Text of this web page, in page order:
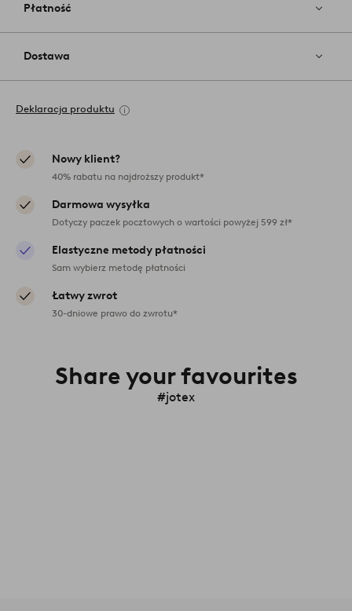
Płatność
Dostawa
Deklaracja produktu
Nowy klient?
40% rabatu na najdroższy produkt*
Darmowa wysyłka
Dotyczy paczek pocztowych o wartości powyżej 599 zł*
Elastyczne metody płatności
Sam wybierz metodę płatności
Łatwy zwrot
30-dniowe prawo do zwrotu*
Share your favourites
#jotex